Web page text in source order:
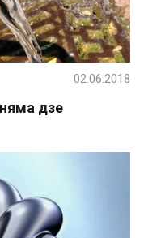
дзе
02.06.2018